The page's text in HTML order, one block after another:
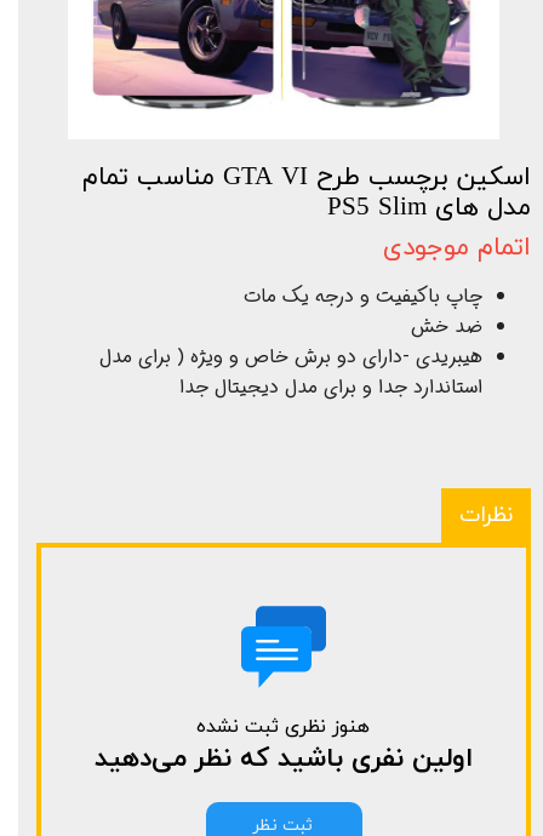
اسکین برچسب طرح GTA VI مناسب تمام
مدل های PS5 Slim
اتمام موجودی
چاپ باکیفیت و درجه یک مات
ضد خش
هیبریدی -دارای دو برش خاص و ویژه ( برای مدل
استاندارد جدا و برای مدل دیجیتال جدا
نظرات
هنوز نظری ثبت نشده
اولین نفری باشید که نظر می‌دهید
ثبت نظر